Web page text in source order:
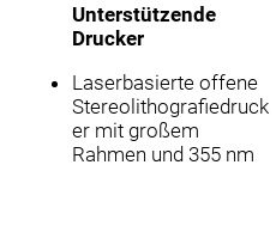
Unterstützende
Drucker
Laserbasierte offene
Stereolithografiedruck
er mit großem
Rahmen und 355 nm